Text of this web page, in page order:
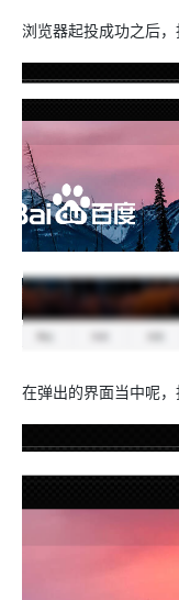
浏览器起投成功之后，
在弹出的界面当中呢，